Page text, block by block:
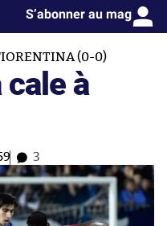
S’abonner au mag
(0-0)
à
3